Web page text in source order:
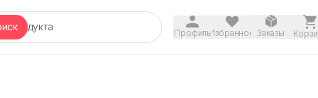
ПрофильИзбранное Заказы